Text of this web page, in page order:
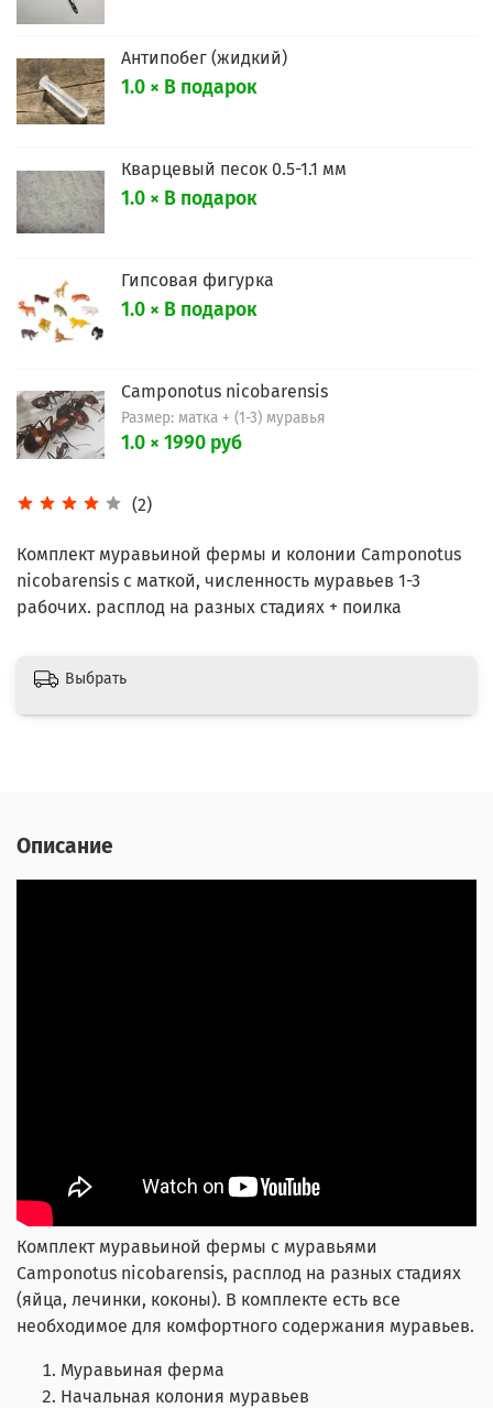
(2)
Антипобег (жидкий)
1.0 × В подарок
Кварцевый песок 0.5-1.1 мм
1.0 × В подарок
Гипсовая фигурка
1.0 × В подарок
Camponotus nicobarensis
Размер: матка + (1-3) муравья
1.0 × 1990 руб
Комплект муравьиной фермы и колонии Camponotus
nicobarensis с маткой, численность муравьев 1-3
рабочих. расплод на разных стадиях + поилка
Выбрать
Описание
Комплект муравьиной фермы с муравьями
Camponotus nicobarensis, расплод на разных стадиях
(яйца, лечинки, коконы). В комплекте есть все
необходимое для комфортного содержания муравьев.
Муравьиная ферма
Начальная колония муравьев